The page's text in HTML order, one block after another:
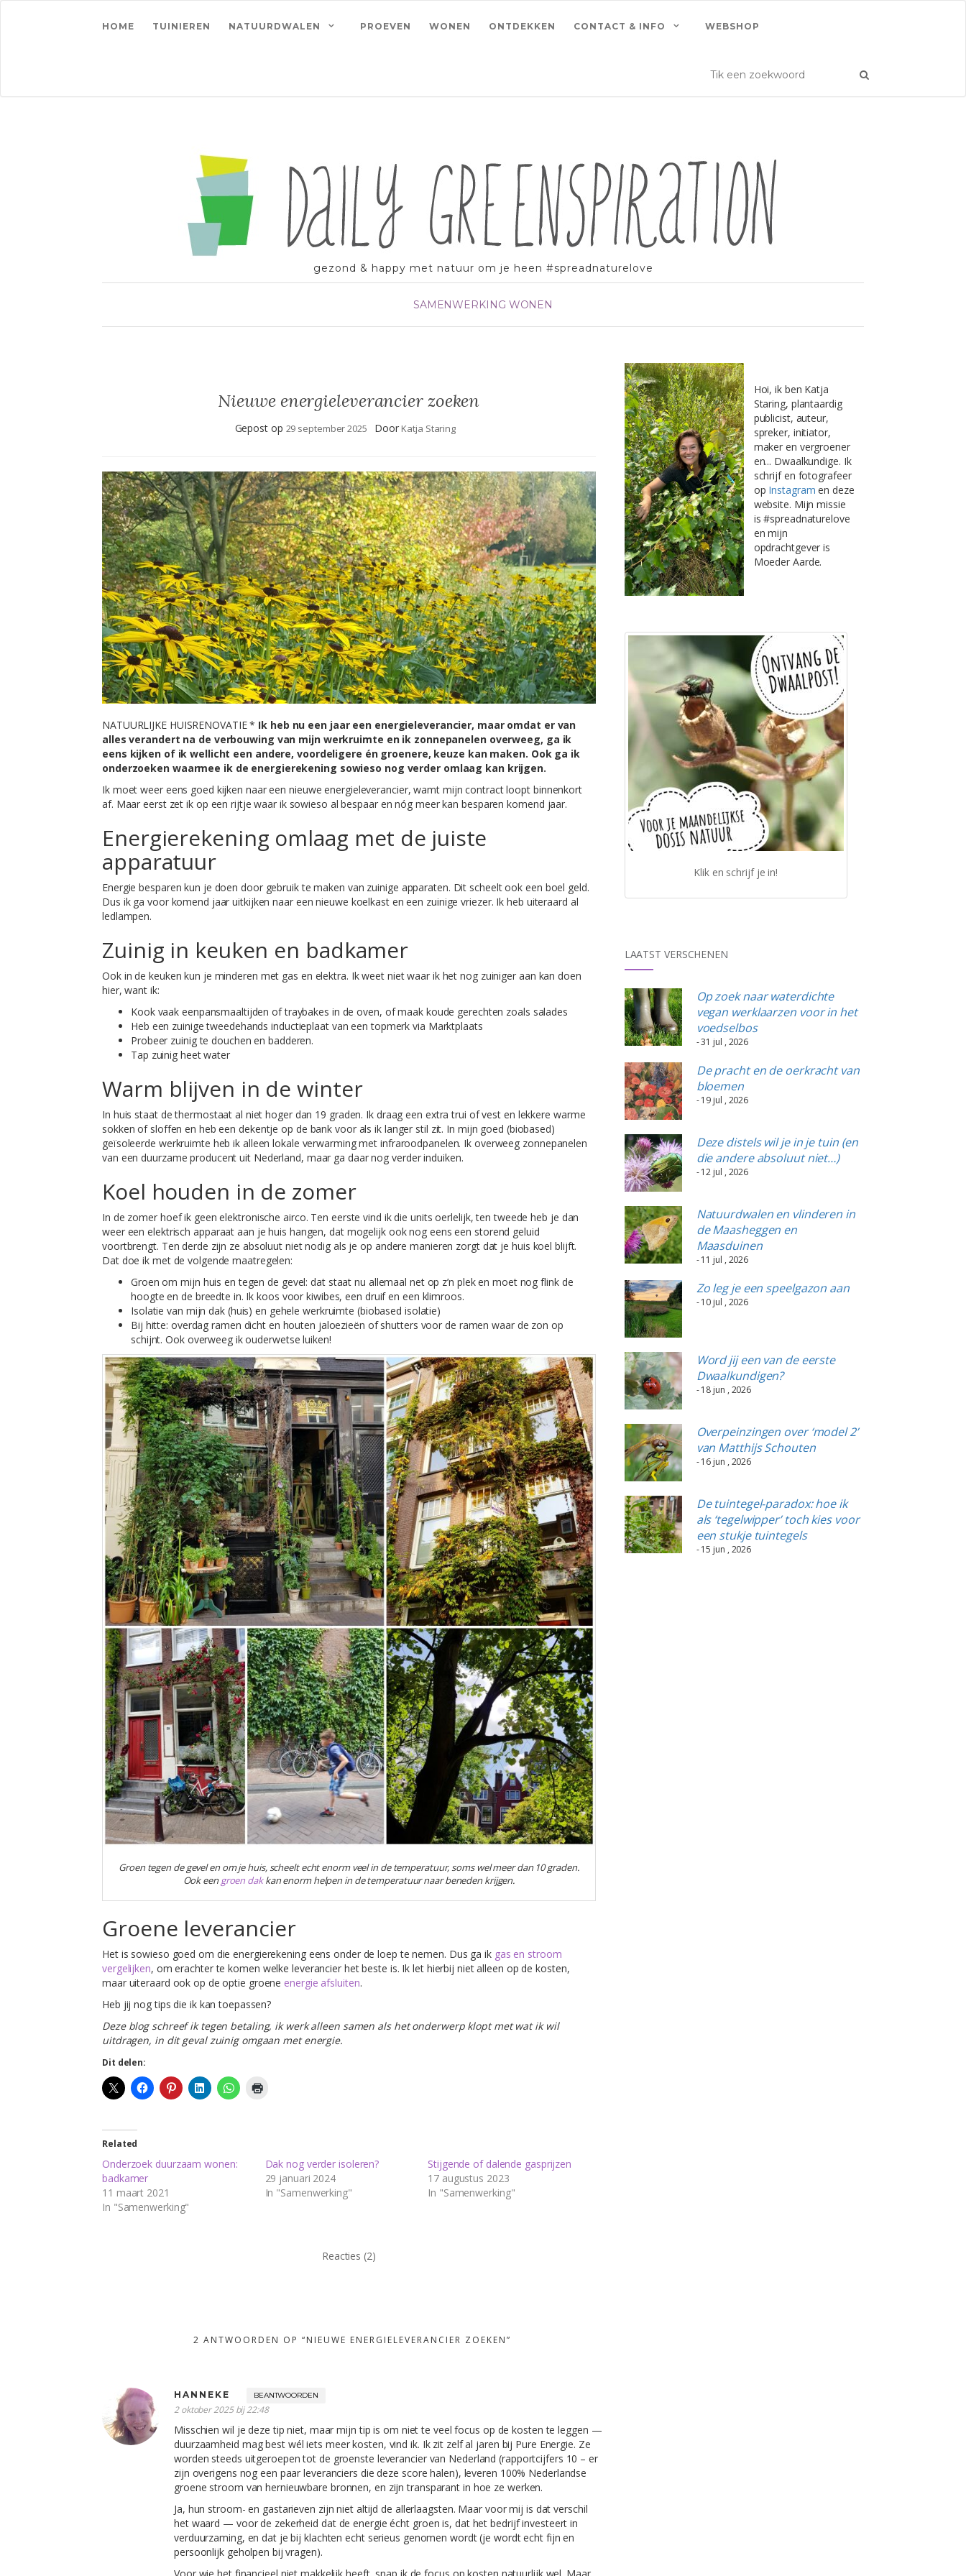
HOME TUINIEREN NATUURDWALEN PROEVEN WONEN ONTDEKKEN CONTACT & INFO WEBSHOP
gezond & happy met natuur om je heen #spreadnaturelove
SAMENWERKING WONEN
Nieuwe energieleverancier zoeken
Gepost op 29 september 2025 Door Katja Staring
NATUURLIJKE HUISRENOVATIE * Ik heb nu een jaar een energieleverancier, maar omdat er van
alles verandert na de verbouwing van mijn werkruimte en ik zonnepanelen overweeg, ga ik
eens kijken of ik wellicht een andere, voordeligere én groenere, keuze kan maken. Ook ga ik
onderzoeken waarmee ik de energierekening sowieso nog verder omlaag kan krijgen.
Ik moet weer eens goed kijken naar een nieuwe energieleverancier, wamt mijn contract loopt binnenkort
af. Maar eerst zet ik op een rijtje waar ik sowieso al bespaar en nóg meer kan besparen komend jaar.
Energierekening omlaag met de juiste
apparatuur
Energie besparen kun je doen door gebruik te maken van zuinige apparaten. Dit scheelt ook een boel geld.
Dus ik ga voor komend jaar uitkijken naar een nieuwe koelkast en een zuinige vriezer. Ik heb uiteraard al
ledlampen.
Zuinig in keuken en badkamer
Ook in de keuken kun je minderen met gas en elektra. Ik weet niet waar ik het nog zuiniger aan kan doen
hier, want ik:
Kook vaak eenpansmaaltijden of traybakes in de oven, of maak koude gerechten zoals salades
Heb een zuinige tweedehands inductieplaat van een topmerk via Marktplaats
Probeer zuinig te douchen en badderen.
Tap zuinig heet water
Warm blijven in de winter
In huis staat de thermostaat al niet hoger dan 19 graden. Ik draag een extra trui of vest en lekkere warme
sokken of sloffen en heb een dekentje op de bank voor als ik langer stil zit. In mijn goed (biobased)
geïsoleerde werkruimte heb ik alleen lokale verwarming met infraroodpanelen. Ik overweeg zonnepanelen
van een duurzame producent uit Nederland, maar ga daar nog verder induiken.
Koel houden in de zomer
In de zomer hoef ik geen elektronische airco. Ten eerste vind ik die units oerlelijk, ten tweede heb je dan
weer een elektrisch apparaat aan je huis hangen, dat mogelijk ook nog eens een storend geluid
voortbrengt. Ten derde zijn ze absoluut niet nodig als je op andere manieren zorgt dat je huis koel blijft.
Dat doe ik met de volgende maatregelen:
Groen om mijn huis en tegen de gevel: dat staat nu allemaal net op z’n plek en moet nog flink de
hoogte en de breedte in. Ik koos voor kiwibes, een druif en een klimroos.
Isolatie van mijn dak (huis) en gehele werkruimte (biobased isolatie)
Bij hitte: overdag ramen dicht en houten jaloezieën of shutters voor de ramen waar de zon op
schijnt. Ook overweeg ik ouderwetse luiken!
Groen tegen de gevel en om je huis, scheelt echt enorm veel in de temperatuur, soms wel meer dan 10 graden.
Ook eengroen dakkan enorm helpen in de temperatuur naar beneden krijgen.
Groene leverancier
Het is sowieso goed om die energierekening eens onder de loep te nemen. Dus ga ik gas en stroom
vergelijken, om erachter te komen welke leverancier het beste is. Ik let hierbij niet alleen op de kosten,
maar uiteraard ook op de optie groene energie afsluiten.
Heb jij nog tips die ik kan toepassen?
Deze blog schreef ik tegen betaling, ik werk alleen samen als het onderwerp klopt met wat ik wil
uitdragen, in dit geval zuinig omgaan met energie.
Dit delen:
Related
Onderzoek duurzaam wonen:
badkamer
11 maart 2021
In "Samenwerking"
Dak nog verder isoleren?
29 januari 2024
In "Samenwerking"
Stijgende of dalende gasprijzen
17 augustus 2023
In "Samenwerking"
Reacties (2)
2 ANTWOORDEN OP “NIEUWE ENERGIELEVERANCIER ZOEKEN”
HANNEKE BEANTWOORDEN
2 oktober 2025 bij 22:48
Misschien wil je deze tip niet, maar mijn tip is om niet te veel focus op de kosten te leggen —
duurzaamheid mag best wél iets meer kosten, vind ik. Ik zit zelf al jaren bij Pure Energie. Ze
worden steeds uitgeroepen tot de groenste leverancier van Nederland (rapportcijfers 10 – er
zijn overigens nog een paar leveranciers die deze score halen), leveren 100% Nederlandse
groene stroom van hernieuwbare bronnen, en zijn transparant in hoe ze werken.
Ja, hun stroom- en gastarieven zijn niet altijd de allerlaagsten. Maar voor mij is dat verschil
het waard — voor de zekerheid dat de energie écht groen is, dat het bedrijf investeert in
verduurzaming, en dat je bij klachten echt serieus genomen wordt (je wordt echt fijn en
persoonlijk geholpen bij vragen).
Hoi, ik ben Katja
Staring, plantaardig
publicist, auteur,
spreker, initiator,
maker en vergroener
en... Dwaalkundige. Ik
schrijf en fotografeer
op Instagram en deze
website. Mijn missie
is #spreadnaturelove
en mijn
opdrachtgever is
Moeder Aarde.
Klik en schrijf je in!
LAATST VERSCHENEN
Op zoek naar waterdichte
vegan werklaarzen voor in het
voedselbos
- 31 jul , 2026
De pracht en de oerkracht van
bloemen
- 19 jul , 2026
Deze distels wil je in je tuin (en
die andere absoluut niet…)
- 12 jul , 2026
Natuurdwalen en vlinderen in
de Maasheggen en
Maasduinen
- 11 jul , 2026
Zo leg je een speelgazon aan
- 10 jul , 2026
Word jij een van de eerste
Dwaalkundigen?
- 18 jun , 2026
Overpeinzingen over ‘model 2’
van Matthijs Schouten
- 16 jun , 2026
De tuintegel-paradox: hoe ik
als ‘tegelwipper’ toch kies voor
een stukje tuintegels
- 15 jun , 2026